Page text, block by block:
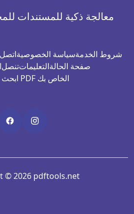
معالجة ذكية للمستندات
اتصلسياسة الخصوصيةشروط الخدمة
تنصلالتعليماتصفحة الحالة
ابحث عن حل PDF الخاص بك
© 2026 pdftools.net